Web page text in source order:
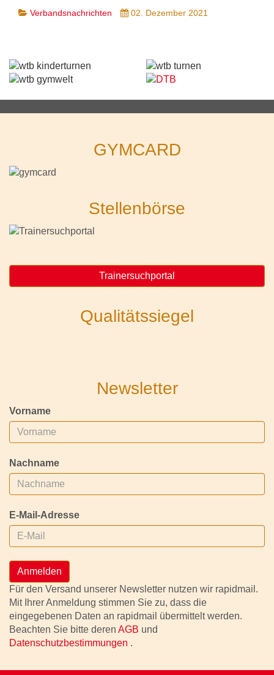
Verbandsnachrichten 02. Dezember 2021
GYMCARD
Stellenbörse
Trainersuchportal
Qualitätssiegel
Newsletter
Vorname
Nachname
E-Mail-Adresse
Anmelden
Für den Versand unserer Newsletter nutzen wir rapidmail.
Mit Ihrer Anmeldung stimmen Sie zu, dass die
eingegebenen Daten an rapidmail übermittelt werden.
Beachten Sie bitte deren AGB und
Datenschutzbestimmungen .